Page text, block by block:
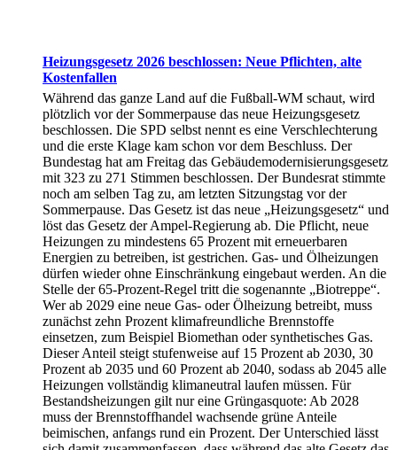
Heizungsgesetz 2026 beschlossen: Neue Pflichten, alte
Kostenfallen
Während das ganze Land auf die Fußball-WM schaut, wird
plötzlich vor der Sommerpause das neue Heizungsgesetz
beschlossen. Die SPD selbst nennt es eine Verschlechterung
und die erste Klage kam schon vor dem Beschluss. Der
Bundestag hat am Freitag das Gebäudemodernisierungsgesetz
mit 323 zu 271 Stimmen beschlossen. Der Bundesrat stimmte
noch am selben Tag zu, am letzten Sitzungstag vor der
Sommerpause. Das Gesetz ist das neue „Heizungsgesetz“ und
löst das Gesetz der Ampel-Regierung ab. Die Pflicht, neue
Heizungen zu mindestens 65 Prozent mit erneuerbaren
Energien zu betreiben, ist gestrichen. Gas- und Ölheizungen
dürfen wieder ohne Einschränkung eingebaut werden. An die
Stelle der 65-Prozent-Regel tritt die sogenannte „Biotreppe“.
Wer ab 2029 eine neue Gas- oder Ölheizung betreibt, muss
zunächst zehn Prozent klimafreundliche Brennstoffe
einsetzen, zum Beispiel Biomethan oder synthetisches Gas.
Dieser Anteil steigt stufenweise auf 15 Prozent ab 2030, 30
Prozent ab 2035 und 60 Prozent ab 2040, sodass ab 2045 alle
Heizungen vollständig klimaneutral laufen müssen. Für
Bestandsheizungen gilt nur eine Grüngasquote: Ab 2028
muss der Brennstoffhandel wachsende grüne Anteile
beimischen, anfangs rund ein Prozent. Der Unterschied lässt